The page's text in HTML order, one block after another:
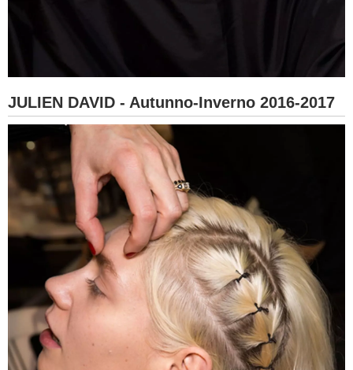
JULIEN DAVID - Autunno-Inverno 2016-2017